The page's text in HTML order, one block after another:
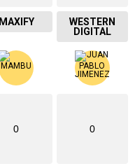
MAXIFY
WESTERN
DIGITAL
0 0